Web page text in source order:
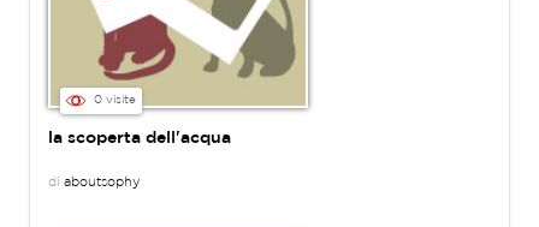
0 visite
la scoperta dell'acqua
di aboutsophy